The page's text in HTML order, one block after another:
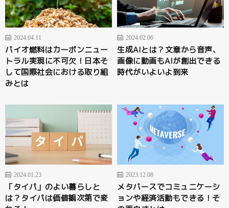
2024.04.11
バイオ燃料はカーボンニュー
トラル実現に不可欠！日本そ
して国際社会における取り組
みとは
2024.02.06
生成AIとは？文章から音声、
画像に動画もAIが創出できる
時代がいよいよ到来
2024.01.23
「タイパ」のよい暮らしと
は？タイパは価値観次第で変
2023.12.08
メタバースでコミュニケーシ
ョンや経済活動もできる！そ